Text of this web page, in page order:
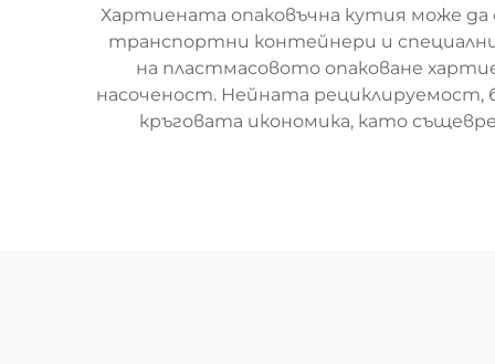
Хартиената опаковъчна кутия може
транспортни контейнери и
на пластмасовото опаковане
насоченост. Нейната рециклируемост,
кръговата икономика, като